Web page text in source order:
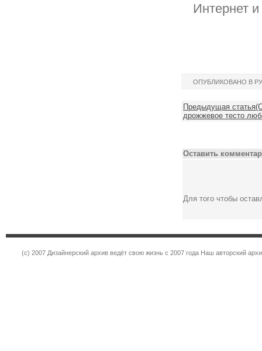
Интернет
ОПУБЛИКОВАНО В
Предыдущая
дрожжевое тесто
Оставить
Для того чтобы
(c) 2007 Дизайнерский архив ведёт свою жизнь с 2007 года Наш авторский